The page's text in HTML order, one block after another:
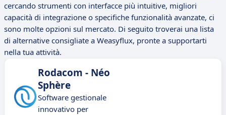
cercando strumenti con interfacce più intuitive, migliori
capacità di integrazione o specifiche funzionalità avanzate, ci
sono molte opzioni sul mercato. Di seguito troverai una lista
di alternative consigliate a Weasyflux, pronte a supportarti
nella tua attività.
Rodacom - Néo
Sphère
Software gestionale
innovativo per